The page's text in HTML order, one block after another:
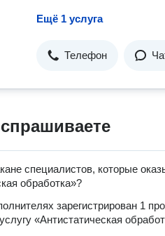
Ещё 1 услуга
Телефон
специалистов, которые
обработка»?
зарегистрирован 1
«Антистатическая